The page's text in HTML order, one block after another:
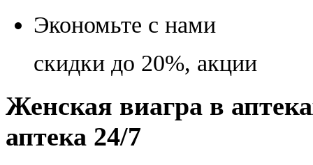
Экономьте с нами
скидки до 20%, акции
Женская виагра в
аптека 24/7